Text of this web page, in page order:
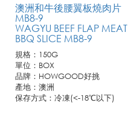
澳洲和牛後腰翼板燒肉片
MB8-9
WAGYU BEEF FLAP MEAT
BBQ SLICE MB8-9
規格：150G
單位：BOX
品牌：HOWGOOD好挑
產地：澳洲
保存方式：冷凍(<-18℃以下)